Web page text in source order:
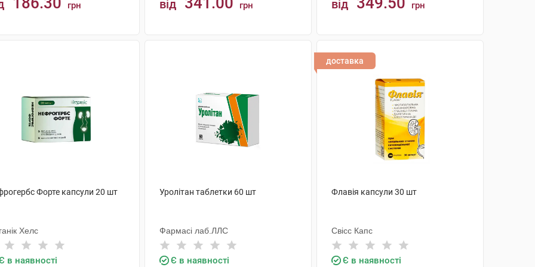
грн від грн від грн
Форте капсули 20 шт
Хелс
в наявності
Уролітан таблетки 60 шт
Фармасі лаб.ЛЛС
Є в наявності
доставка
Флавія капсули 30 шт
Свісс Капс
Є в наявності